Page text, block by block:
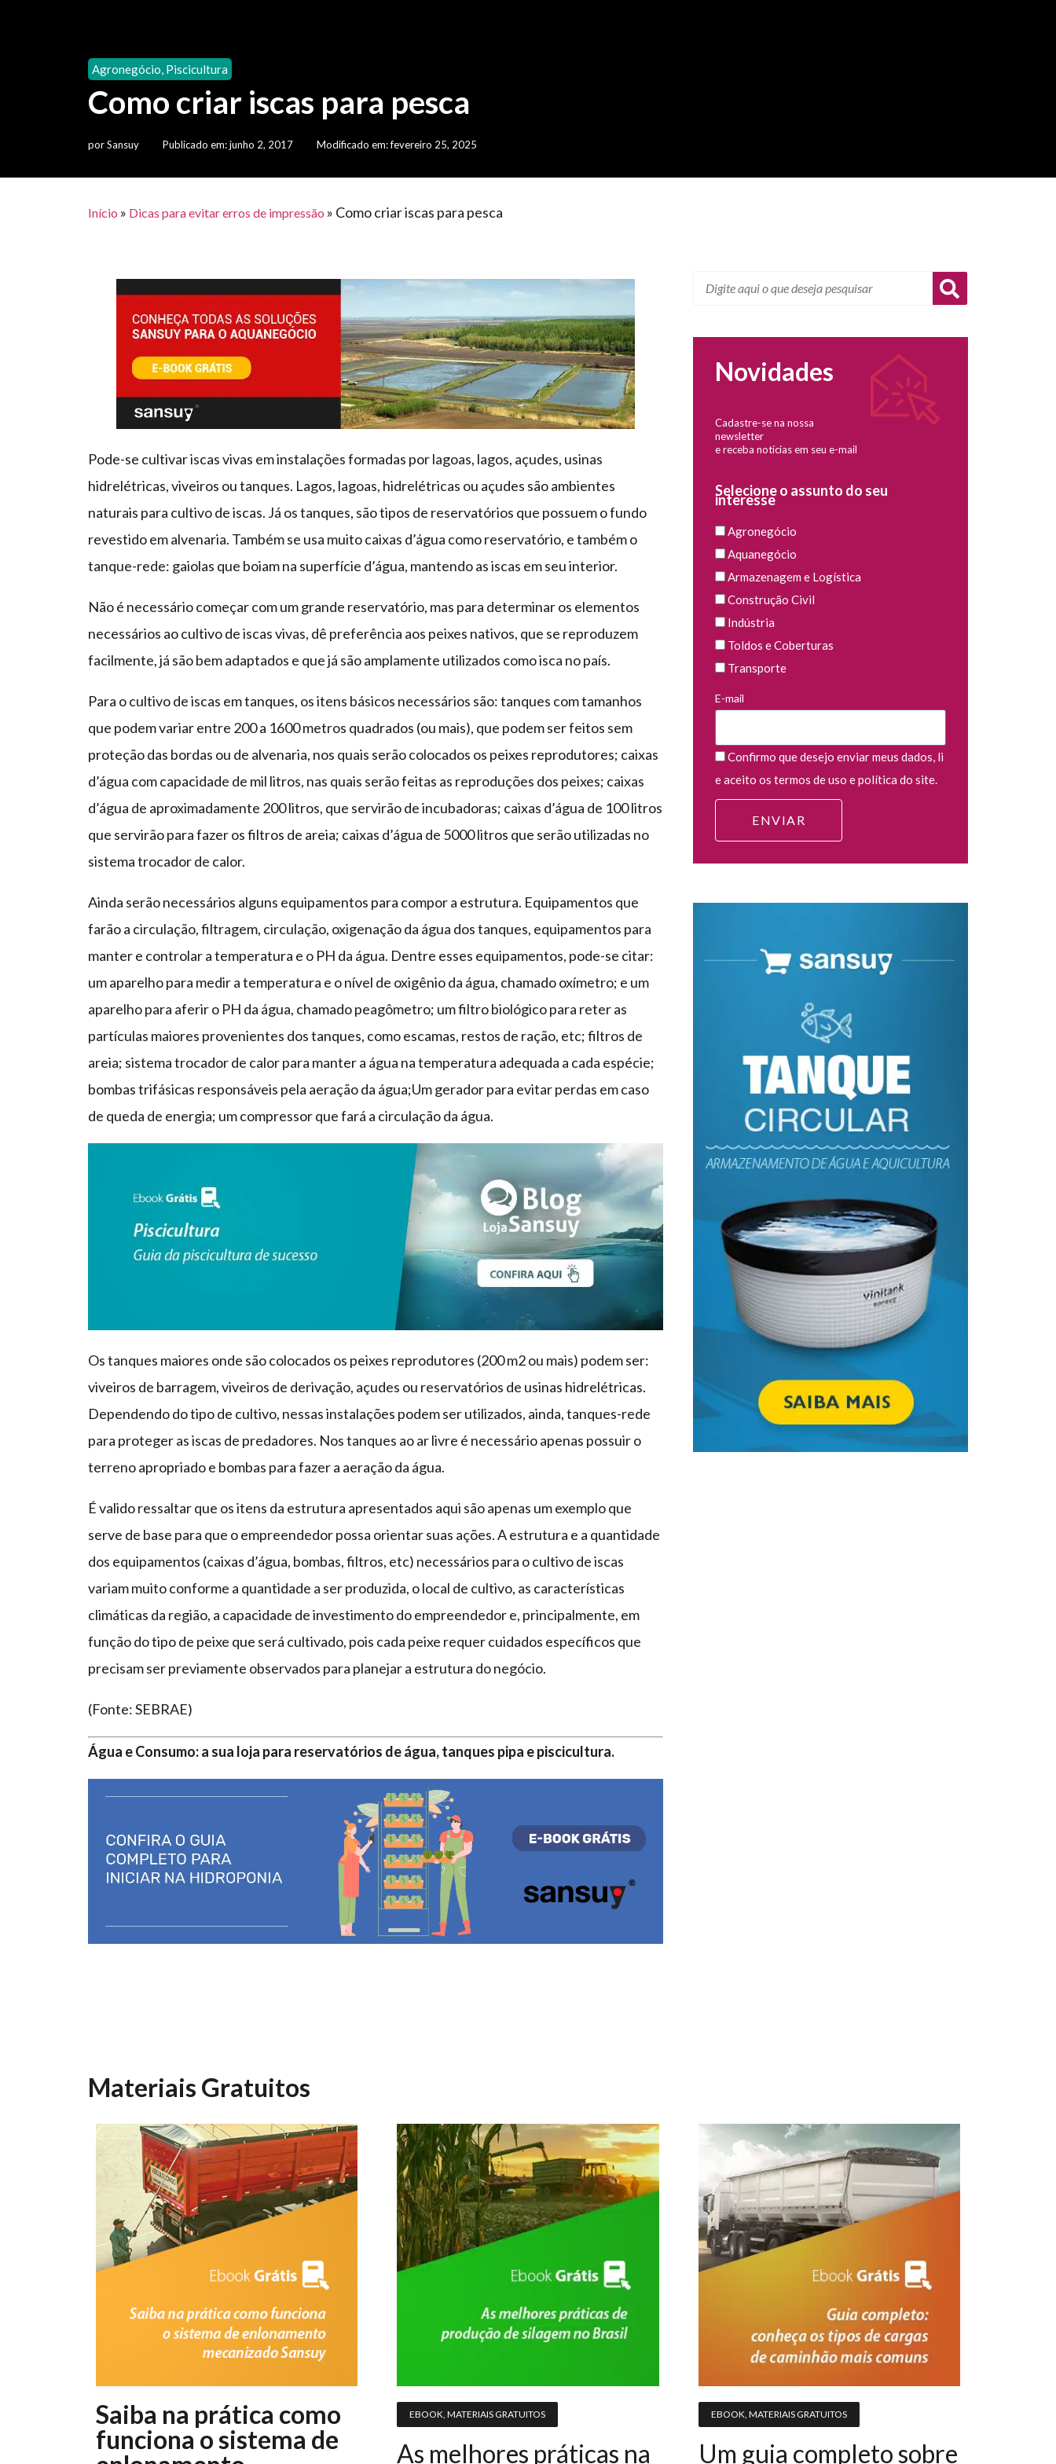
Agronegócio, Piscicultura
Como criar iscas para pesca
porSansuy Publicado em:junho 2, 2017 Modificado em: fevereiro 25, 2025
Início » Dicas para evitar erros de impressão » Como criar iscas para pesca
Pode-se cultivar iscas vivas em instalações formadas por lagoas, lagos, açudes, usinas
hidrelétricas, viveiros ou tanques. Lagos, lagoas, hidrelétricas ou açudes são ambientes
naturais para cultivo de iscas. Já os tanques, são tipos de reservatórios que possuem o fundo
revestido em alvenaria. Também se usa muito caixas d’água como reservatório, e também o
tanque-rede: gaiolas que boiam na superfície d’água, mantendo as iscas em seu interior.
Não é necessário começar com um grande reservatório, mas para determinar os elementos
necessários ao cultivo de iscas vivas, dê preferência aos peixes nativos, que se reproduzem
facilmente, já são bem adaptados e que já são amplamente utilizados como isca no país.
Para o cultivo de iscas em tanques, os itens básicos necessários são: tanques com tamanhos
que podem variar entre 200 a 1600 metros quadrados (ou mais), que podem ser feitos sem
proteção das bordas ou de alvenaria, nos quais serão colocados os peixes reprodutores; caixas
d’água com capacidade de mil litros, nas quais serão feitas as reproduções dos peixes; caixas
d’água de aproximadamente 200 litros, que servirão de incubadoras; caixas d’água de 100 litros
que servirão para fazer os filtros de areia; caixas d’água de 5000 litros que serão utilizadas no
sistema trocador de calor.
Ainda serão necessários alguns equipamentos para compor a estrutura. Equipamentos que
farão a circulação, filtragem, circulação, oxigenação da água dos tanques, equipamentos para
manter e controlar a temperatura e o PH da água. Dentre esses equipamentos, pode-se citar:
um aparelho para medir a temperatura e o nível de oxigênio da água, chamado oxímetro; e um
aparelho para aferir o PH da água, chamado peagômetro; um filtro biológico para reter as
partículas maiores provenientes dos tanques, como escamas, restos de ração, etc; filtros de
areia; sistema trocador de calor para manter a água na temperatura adequada a cada espécie;
bombas trifásicas responsáveis pela aeração da água;Um gerador para evitar perdas em caso
de queda de energia; um compressor que fará a circulação da água.
Os tanques maiores onde são colocados os peixes reprodutores (200 m2 ou mais) podem ser:
viveiros de barragem, viveiros de derivação, açudes ou reservatórios de usinas hidrelétricas.
Dependendo do tipo de cultivo, nessas instalações podem ser utilizados, ainda, tanques-rede
para proteger as iscas de predadores. Nos tanques ao ar livre é necessário apenas possuir o
terreno apropriado e bombas para fazer a aeração da água.
É valido ressaltar que os itens da estrutura apresentados aqui são apenas um exemplo que
serve de base para que o empreendedor possa orientar suas ações. A estrutura e a quantidade
dos equipamentos (caixas d’água, bombas, filtros, etc) necessários para o cultivo de iscas
variam muito conforme a quantidade a ser produzida, o local de cultivo, as características
climáticas da região, a capacidade de investimento do empreendedor e, principalmente, em
função do tipo de peixe que será cultivado, pois cada peixe requer cuidados específicos que
precisam ser previamente observados para planejar a estrutura do negócio.
(Fonte: SEBRAE)
Água e Consumo: a sua loja para reservatórios de água, tanques pipa e piscicultura.
Novidades
Cadastre-se na nossa
newsletter
e receba notícias em seu e-mail
Selecione o assunto do seu
interesse
Agronegócio
Aquanegócio
Armazenagem e Logística
Construção Civil
Indústria
Toldos e Coberturas
Transporte
E-mail
Confirmo que desejo enviar meus dados, li
e aceito os termos de uso e política do site.
Materiais Gratuitos
Saiba na prática como
funciona o sistema de
EBOOK ,MATERIAIS GRATUITOS
As melhores práticas na
EBOOK MATERIAIS GRATUITOS
Um guia completo sobre